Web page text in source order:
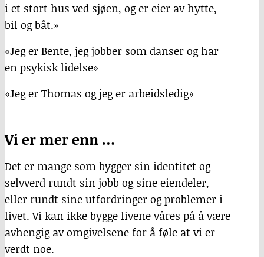
i et stort hus ved sjøen, og er eier av hytte,
bil og båt.»
«Jeg er Bente, jeg jobber som danser og har
en psykisk lidelse»
«Jeg er Thomas og jeg er arbeidsledig»
Vi er mer enn …
Det er mange som bygger sin identitet og
selvverd rundt sin jobb og sine eiendeler,
eller rundt sine utfordringer og problemer i
livet. Vi kan ikke bygge livene våres på å være
avhengig av omgivelsene for å føle at vi er
verdt noe.